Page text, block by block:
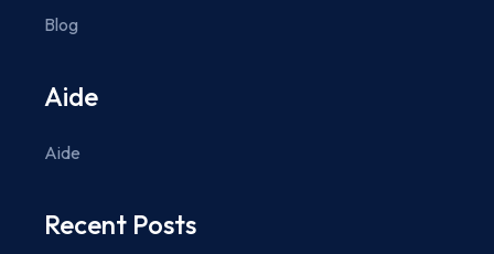
Blog
Aide
Aide
Recent Posts